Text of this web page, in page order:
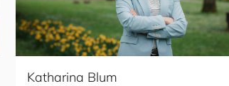
Katharina Blum